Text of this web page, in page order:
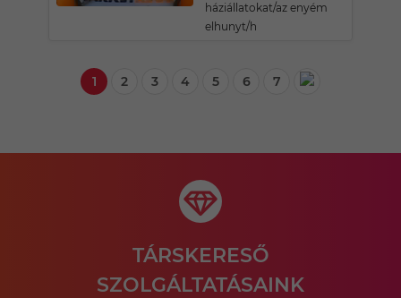
háziállatokat/az enyém
elhunyt/h
1 2 3 4 5 6 7
TÁRSKERESŐ
SZOLGÁLTATÁSAINK